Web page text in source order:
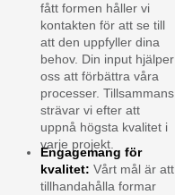
fått formen håller vi
kontakten för att se till
att den uppfyller dina
behov. Din input hjälper
oss att förbättra våra
processer. Tillsammans
strävar vi efter att
uppnå högsta kvalitet i
varje projekt.
Engagemang för
kvalitet: Vårt mål är att
tillhandahålla formar